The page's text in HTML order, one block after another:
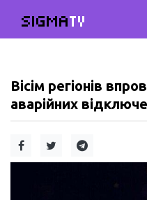
SIGMATV
Вісім регіонів
аварійних